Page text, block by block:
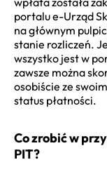
portalu e-Urząd
na głównym
stanie rozliczeń.
wszystko jest w
zawsze można
osobiście ze
status płatności.
Co zrobić w
PIT?